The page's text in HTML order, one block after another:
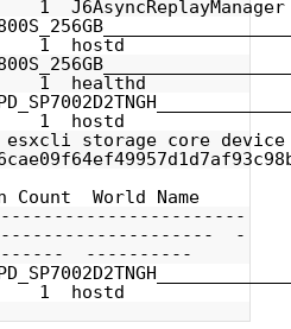
hostd
healthd
hostd
esxcli storage core
Count World Name
-
----------
hostd